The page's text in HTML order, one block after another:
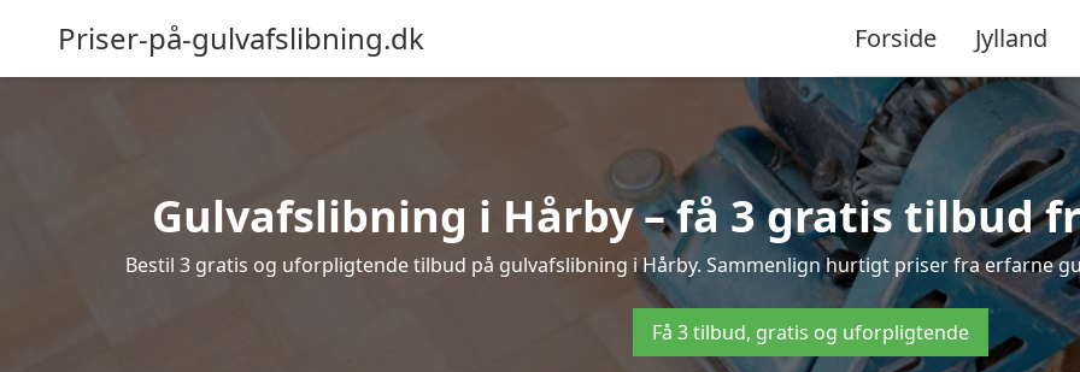
Priser-på-gulvafslibning.dk Forside Jylland
Gulvafslibning i Hårby – få 3 gratis tilbud
Bestil 3 gratis og uforpligtende tilbud på gulvafslibning i Hårby. Sammenlign hurtigt priser fra erfarne
Få 3 tilbud, gratis og uforpligtende